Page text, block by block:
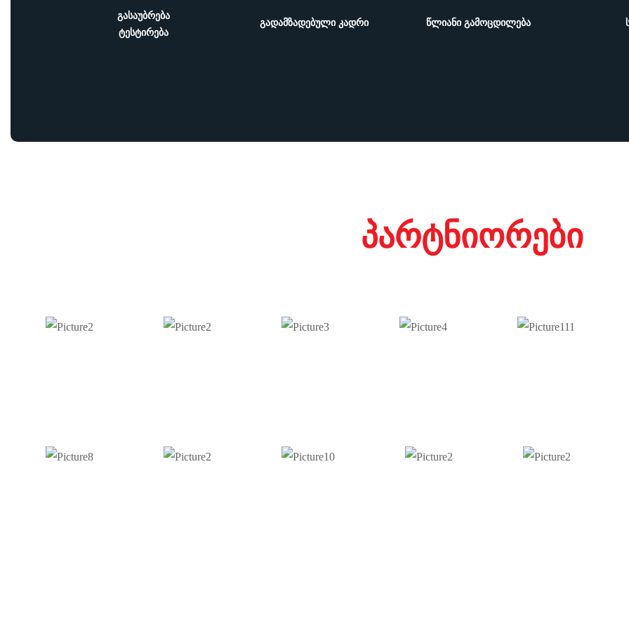
ᲒᲐᲡᲐᲣᲑᲠᲔᲑᲐ
ᲢᲔᲡᲢᲘᲠᲔᲑᲐ
ᲒᲐᲓᲐᲛᲖᲐᲓᲔᲑᲣᲚᲘ ᲙᲐᲓᲠᲘ ᲬᲚᲘᲐᲜᲘ ᲒᲐᲛᲝᲪᲓᲘᲚᲔᲑᲐ
პარტნიორები